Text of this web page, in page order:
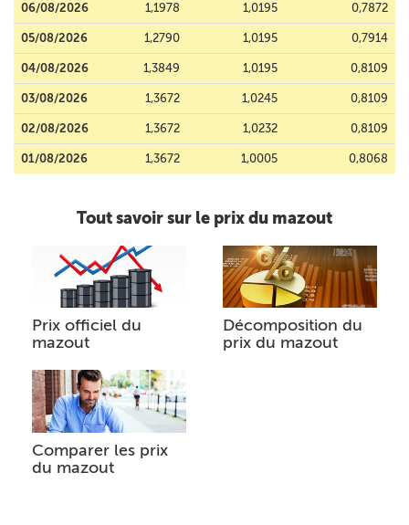
06/08/2026 1,1978 1,0195 0,7872
05/08/2026 1,2790 1,0195 0,7914
04/08/2026 1,3849 1,0195 0,8109
03/08/2026 1,3672 1,0245 0,8109
02/08/2026 1,3672 1,0232 0,8109
01/08/2026 1,3672 1,0005 0,8068
Tout savoir sur le prix du mazout
Prix officiel du
mazout
Décomposition du
prix du mazout
Comparer les prix
du mazout